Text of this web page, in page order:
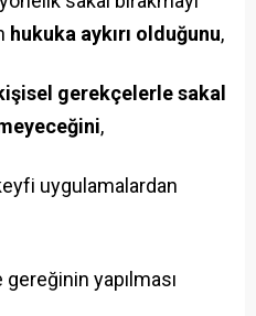
hukuka aykırı olduğunu,
gerekçelerle sakal
,
uygulamalardan
yapılması